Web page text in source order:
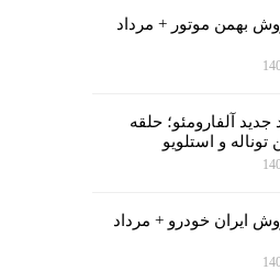
بهمن موتور + مرداد
آلفارومئو؛ حلقه
و استلویو
ایران خودرو + مرداد